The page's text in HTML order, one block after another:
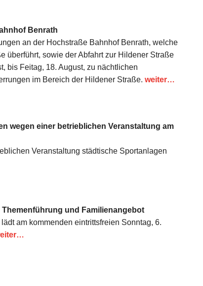
Benrath
an der Hochstraße Bahnhof Benrath, welche
überführt, sowie der Abfahrt zur Hildener Straße
bis Feitag, 18. August, zu nächtlichen
im Bereich der Hildener Straße. weiter…
wegen einer betrieblichen Veranstaltung am
Veranstaltung städtische Sportanlagen
und Familienangebot
am kommenden eintrittsfreien Sonntag, 6.